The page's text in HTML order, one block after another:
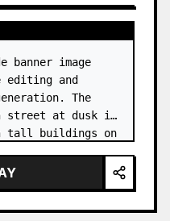
banner image
editing and
The
street at dusk in
tall buildings on